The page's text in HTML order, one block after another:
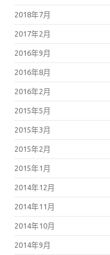
2018年7月
2017年2月
2016年9月
2016年8月
2016年2月
2015年5月
2015年3月
2015年2月
2015年1月
2014年12月
2014年11月
2014年10月
2014年9月